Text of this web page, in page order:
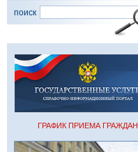
поиск
ГРАФИК ПРИЕМА ГРАЖДАН